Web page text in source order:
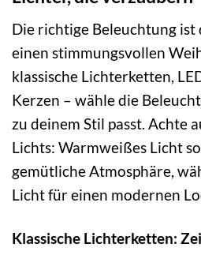
Die richtige Beleuchtung ist
einen stimmungsvollen
klassische Lichterketten,
Kerzen – wähle die
zu deinem Stil passt. Achte
Lichts: Warmweißes Licht
gemütliche Atmosphäre,
Licht für einen modernen
Klassische Lichterketten: